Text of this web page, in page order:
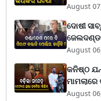
August
ଦୋଷୀ
August
କନିଷ୍ଠ
August